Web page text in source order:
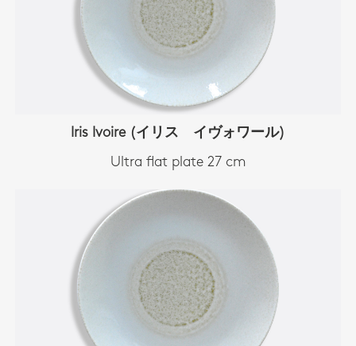
Iris Ivoire (イリス イヴォワール)
Ultra flat plate 27 cm